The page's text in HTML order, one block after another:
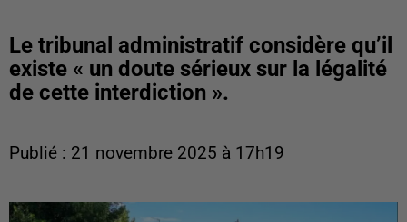
Le tribunal administratif considère qu’il
existe « un doute sérieux sur la légalité
de cette interdiction ».
Publié : 21 novembre 2025 à 17h19